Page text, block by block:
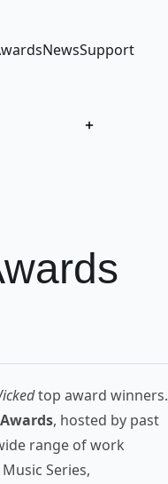
NewsSupport
top award winners.
, hosted by past
range of work
Series,